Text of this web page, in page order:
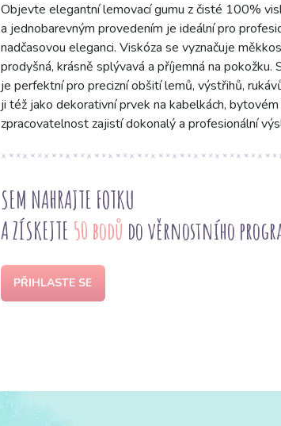
Objevte elegantní lemovací gumu z čisté 100%
a jednobarevným provedením je ideální pro
nadčasovou eleganci. Viskóza se vyznačuje
prodyšná, krásně splývavá a příjemná na
je perfektní pro precizní obšití lemů, výstřihů,
ji též jako dekorativní prvek na kabelkách,
zpracovatelnost zajistí dokonalý a profesionální
SEM NAHRAJTE FOTKU
A ZÍSKEJTE 50 bodů do věrnostního
PŘIHLASTE SE